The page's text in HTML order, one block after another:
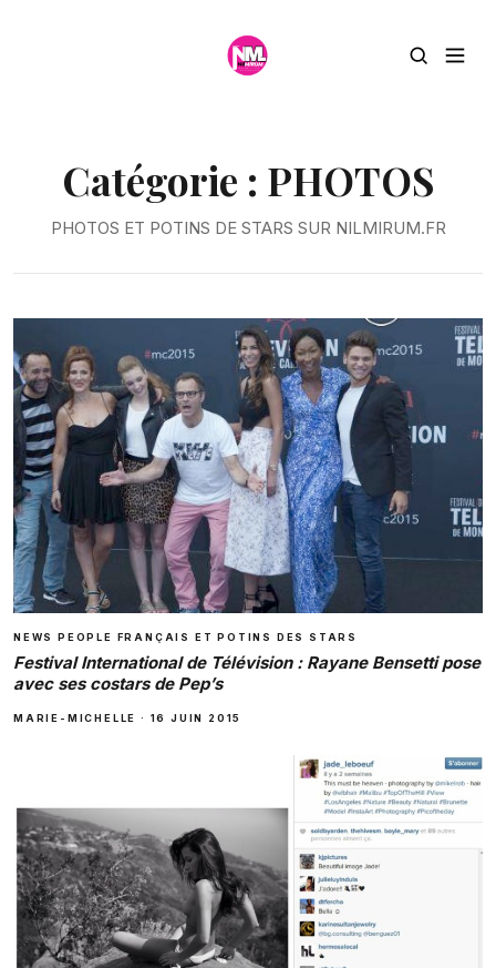
Catégorie : PHOTOS
PHOTOS ET POTINS DE STARS SUR NILMIRUM.FR
NEWS PEOPLE FRANÇAIS ET POTINS DES STARS
Festival International de Télévision : Rayane Bensetti pose
avec ses costars de Pep’s
MARIE-MICHELLE · 16 JUIN 2015